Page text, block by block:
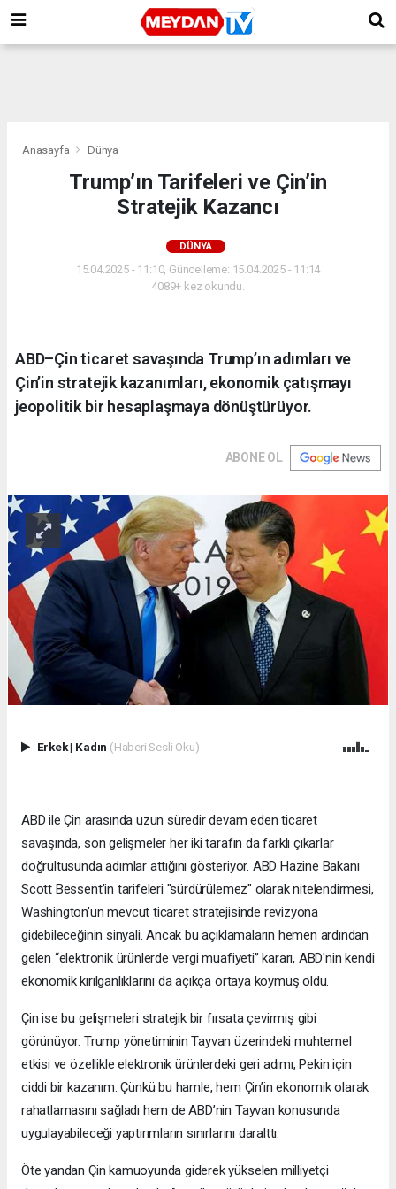
Anasayfa Dünya
Trump’ın Tarifeleri ve Çin’in
Stratejik Kazancı
DÜNYA
15.04.2025 - 11:10, Güncelleme: 15.04.2025 - 11:14
4089+ kez okundu.
ABD–Çin ticaret savaşında Trump’ın adımları ve
Çin’in stratejik kazanımları, ekonomik çatışmayı
jeopolitik bir hesaplaşmaya dönüştürüyor.
ABONE OL
Erkek| Kadın (Haberi Sesli Oku)
ABD ile Çin arasında uzun süredir devam eden ticaret
savaşında, son gelişmeler her iki tarafın da farklı çıkarlar
doğrultusunda adımlar attığını gösteriyor. ABD Hazine Bakanı
Scott Bessent’in tarifeleri "sürdürülemez" olarak nitelendirmesi,
Washington’un mevcut ticaret stratejisinde revizyona
gidebileceğinin sinyali. Ancak bu açıklamaların hemen ardından
gelen “elektronik ürünlerde vergi muafiyeti” kararı, ABD'nin kendi
ekonomik kırılganlıklarını da açıkça ortaya koymuş oldu.
Çin ise bu gelişmeleri stratejik bir fırsata çevirmiş gibi
görünüyor. Trump yönetiminin Tayvan üzerindeki muhtemel
etkisi ve özellikle elektronik ürünlerdeki geri adımı, Pekin için
ciddi bir kazanım. Çünkü bu hamle, hem Çin’in ekonomik olarak
rahatlamasını sağladı hem de ABD’nin Tayvan konusunda
uygulayabileceği yaptırımların sınırlarını daralttı.
Öte yandan Çin kamuoyunda giderek yükselen milliyetçi